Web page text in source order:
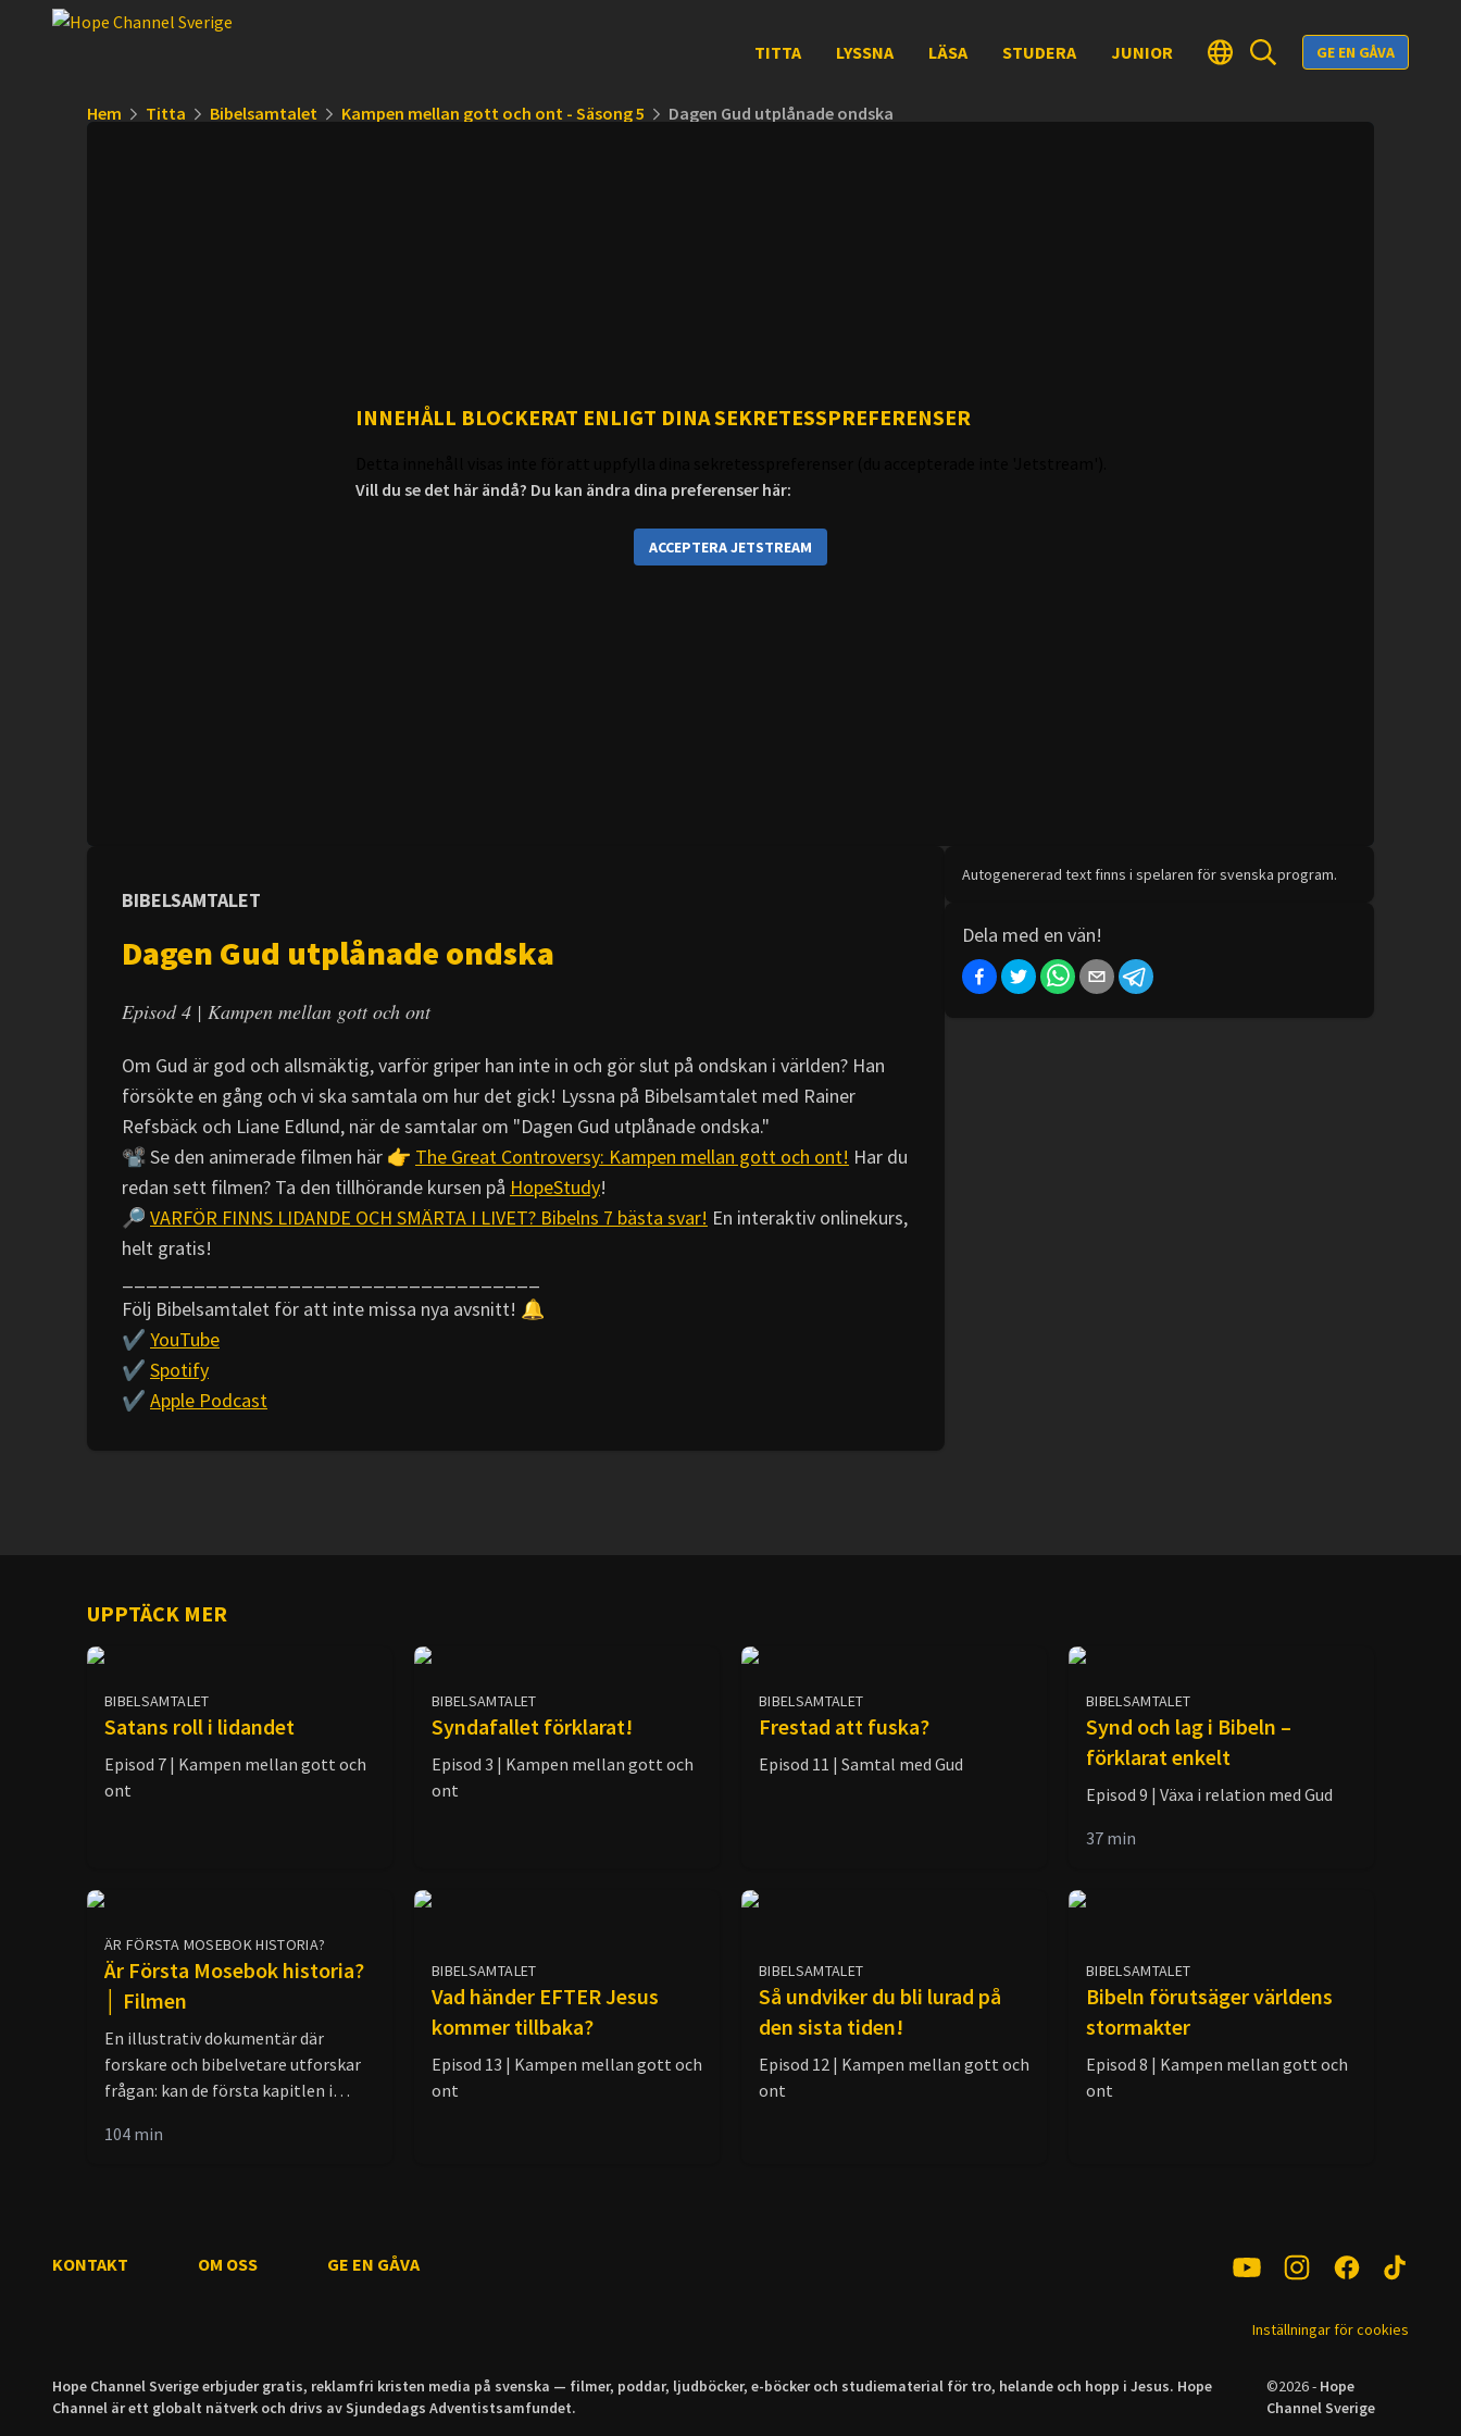
TITTA LYSSNA LÄSA STUDERA JUNIOR GE EN GÅVA
Hem Titta Bibelsamtalet Kampen mellan gott och ont - Säsong 5 Dagen Gud utplånade ondska
INNEHÅLL BLOCKERAT ENLIGT DINA SEKRETESSPREFERENSER
Vill du se det här ändå? Du kan ändra dina preferenser här:
ACCEPTERA JETSTREAM
BIBELSAMTALET
Dagen Gud utplånade ondska
Episod 4 | Kampen mellan gott och ont
Om Gud är god och allsmäktig, varför griper han inte in och gör slut på ondskan i världen? Han
försökte en gång och vi ska samtala om hur det gick! Lyssna på Bibelsamtalet med Rainer
Refsbäck och Liane Edlund, när de samtalar om "Dagen Gud utplånade ondska."
📽️ Se den animerade filmen här 👉 The Great Controversy: Kampen mellan gott och ont! Har du
redan sett filmen? Ta den tillhörande kursen på HopeStudy!
🔎 VARFÖR FINNS LIDANDE OCH SMÄRTA I LIVET? Bibelns 7 bästa svar! En interaktiv onlinekurs,
helt gratis!
Följ Bibelsamtalet för att inte missa nya avsnitt! 🔔
✔️ YouTube
✔️ Spotify
✔️ Apple Podcast
Autogenererad text finns i spelaren för svenska program.
Dela med en vän!
UPPTÄCK MER
BIBELSAMTALET
Satans roll i lidandet
Episod 7 | Kampen mellan gott och
ont
BIBELSAMTALET
Syndafallet förklarat!
Episod 3 | Kampen mellan gott och
ont
BIBELSAMTALET
Frestad att fuska?
Episod 11 | Samtal med Gud
BIBELSAMTALET
Synd och lag i Bibeln –
förklarat enkelt
Episod 9 | Växa i relation med Gud
37 min
ÄR FÖRSTA MOSEBOK HISTORIA?
Är Första Mosebok historia?
│ Filmen
En illustrativ dokumentär där
forskare och bibelvetare utforskar
frågan: kan de första kapitlen i
Se filmen och avgör själv!
104 min
BIBELSAMTALET
Vad händer EFTER Jesus
kommer tillbaka?
Episod 13 | Kampen mellan gott och
ont
BIBELSAMTALET
Så undviker du bli lurad på
den sista tiden!
Episod 12 | Kampen mellan gott och
ont
BIBELSAMTALET
Bibeln förutsäger världens
stormakter
Episod 8 | Kampen mellan gott och
ont
KONTAKT OM OSS GE EN GÅVA
Inställningar för cookies
Hope Channel Sverige erbjuder gratis, reklamfri kristen media på svenska — filmer, poddar, ljudböcker, e-böcker och studiematerial för tro, helande och hopp i Jesus. Hope
Channel är ett globalt nätverk och drivs av Sjundedags Adventistsamfundet.
©2026- Hope
Channel Sverige